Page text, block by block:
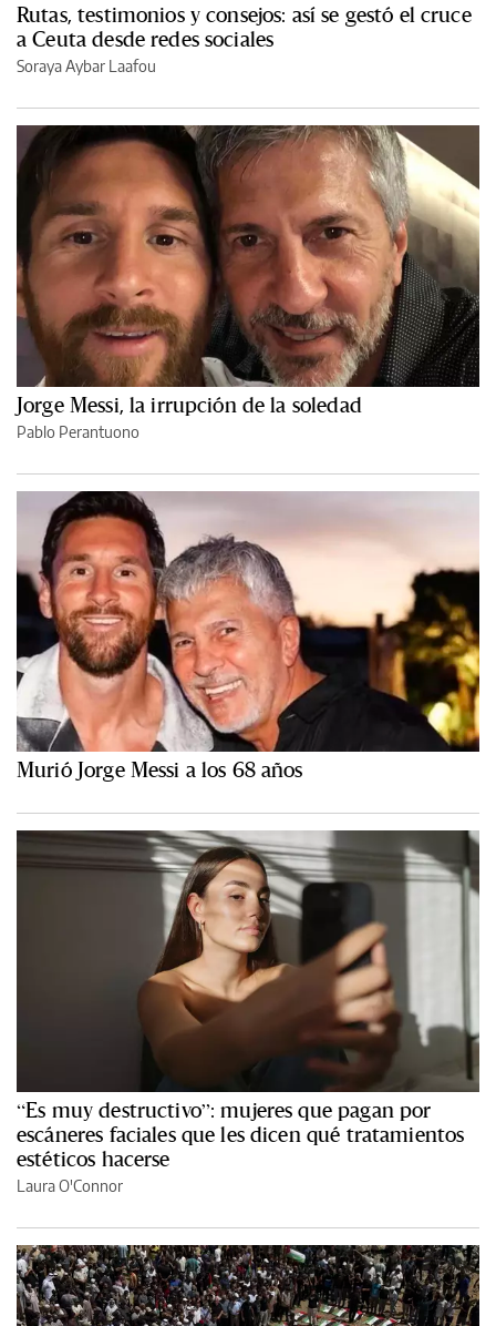
Rutas, testimonios y consejos: así se gestó el cruce
a Ceuta desde redes sociales
Soraya Aybar Laafou
Jorge Messi, la irrupción de la soledad
Pablo Perantuono
Murió Jorge Messi a los 68 años
“Es muy destructivo”: mujeres que pagan por
escáneres faciales que les dicen qué tratamientos
estéticos hacerse
Laura O'Connor